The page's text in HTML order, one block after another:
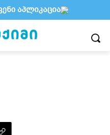
აპლიკაცია